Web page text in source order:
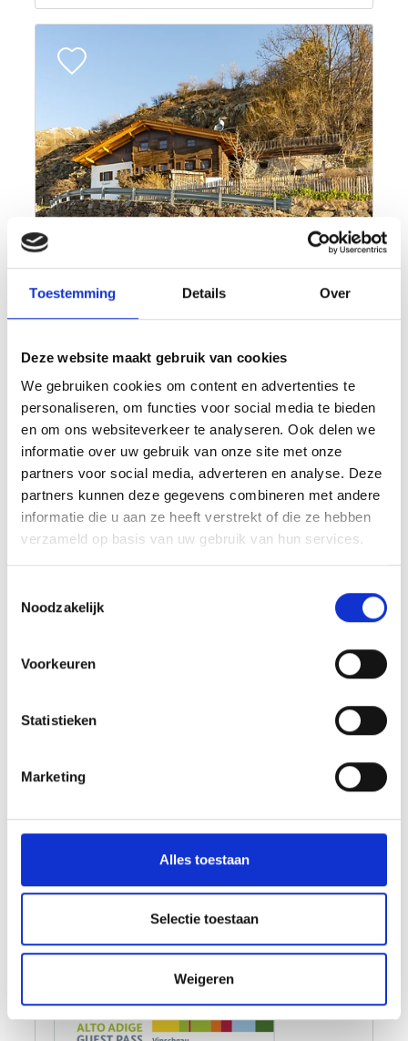
Toestemming Details Over
Deze website maakt gebruik van cookies
We gebruiken cookies om content en advertenties te
personaliseren, om functies voor social media te bieden
en om ons websiteverkeer te analyseren. Ook delen we
informatie over uw gebruik van onze site met onze
partners voor social media, adverteren en analyse. Deze
partners kunnen deze gegevens combineren met andere
informatie die u aan ze heeft verstrekt of die ze hebben
verzameld op basis van uw gebruik van hun services.
Noodzakelijk
Voorkeuren
Statistieken
Marketing
Alles toestaan
Selectie toestaan
Weigeren